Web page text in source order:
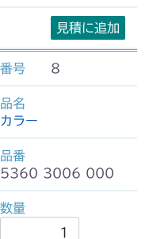
見積に追加
8
カラー
5360 3006 000